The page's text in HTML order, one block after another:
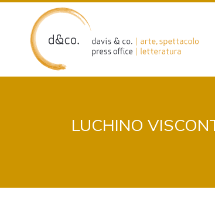
content
LUCHINO